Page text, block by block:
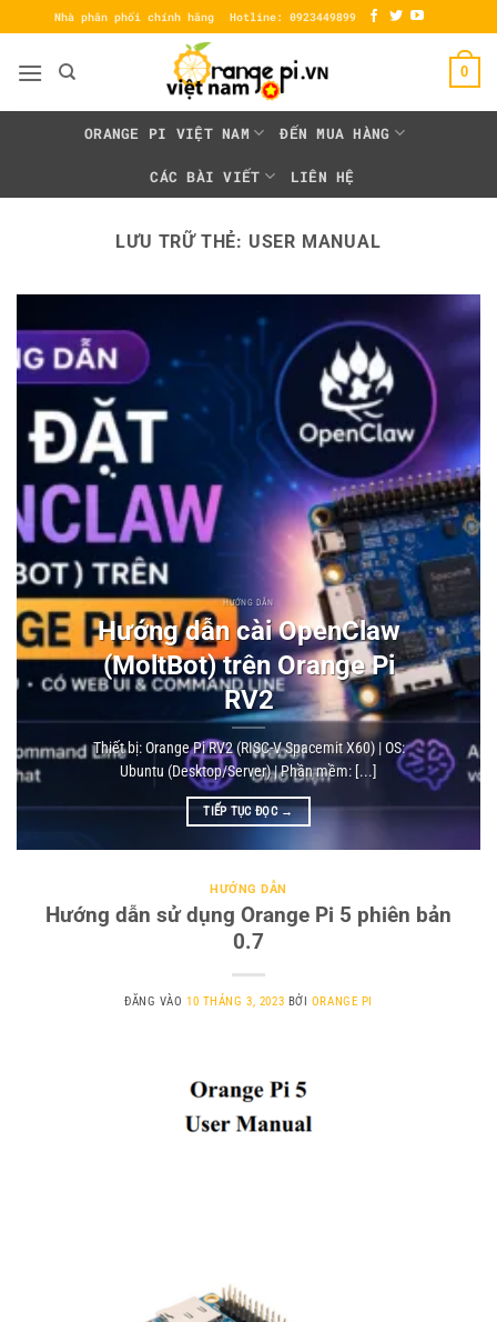
qua
nội
Nhà phân phối chính hãng Hotline: 0923449899
0
ORANGE PI VIỆT NAM ĐẾN MUA HÀNG
CÁC BÀI VIẾT LIÊN HỆ
LƯU TRỮ THẺ: USER MANUAL
HƯỚNG DẪN
Hướng dẫn cài OpenClaw
(MoltBot) trên Orange Pi
RV2
Thiết bị: Orange Pi RV2 (RISC-V Spacemit X60) | OS:
Ubuntu (Desktop/Server) | Phần mềm: [...]
TIẾP TỤC ĐỌC→
HƯỚNG DẪN
Hướng dẫn sử dụng Orange Pi 5 phiên bản
0.7
ĐĂNG VÀO10 THÁNG 3, 2023 BỞI ORANGE PI